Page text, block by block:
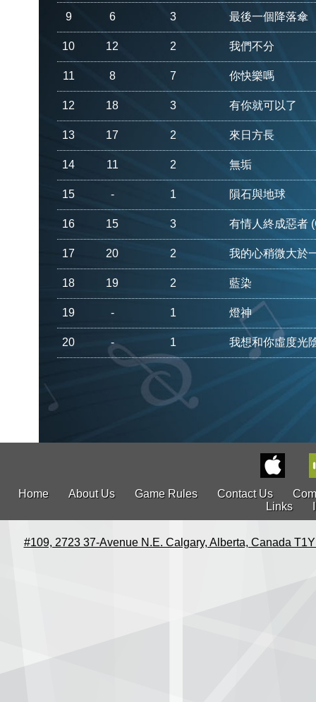
9 6 3 最後一個降落傘
10 12 2 我們不分
11 8 7 你快樂嗎
12 18 3 有你就可以了
13 17 2 來日方長
14 11 2 無垢
15 - 1 隕石與地球
16 15 3 有情人終成惡者
17 20 2 我的心稍微大於
18 19 2 藍染
19 - 1 燈神
20 - 1 我想和你虛度光
Home About Us Game Rules Contact Us
Links
#109, 2723 37-Avenue N.E. Calgary, Alberta, Canada